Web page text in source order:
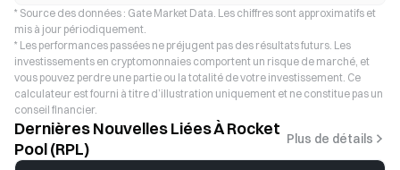
* Source des données : Gate Market Data. Les chiffres sont approximatifs et
mis à jour périodiquement.
* Les performances passées ne préjugent pas des résultats futurs. Les
investissements en cryptomonnaies comportent un risque de marché, et
vous pouvez perdre une partie ou la totalité de votre investissement. Ce
calculateur est fourni à titre d’illustration uniquement et ne constitue pas un
conseil financier.
Dernières Nouvelles Liées À Rocket
Pool (RPL)
Plus de détails